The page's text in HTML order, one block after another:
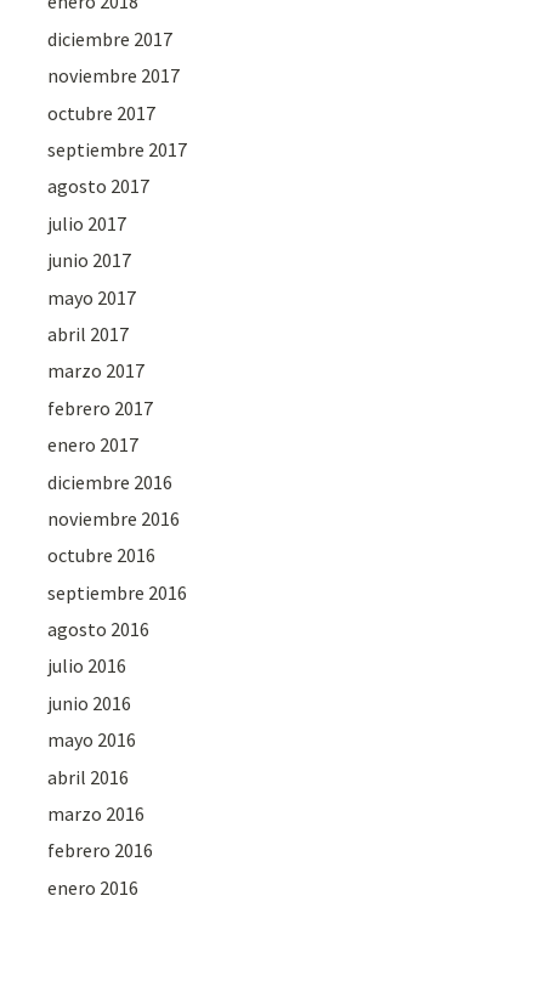
diciembre 2017
noviembre 2017
octubre 2017
septiembre 2017
agosto 2017
julio 2017
junio 2017
mayo 2017
abril 2017
marzo 2017
febrero 2017
enero 2017
diciembre 2016
noviembre 2016
octubre 2016
septiembre 2016
agosto 2016
julio 2016
junio 2016
mayo 2016
abril 2016
marzo 2016
febrero 2016
enero 2016